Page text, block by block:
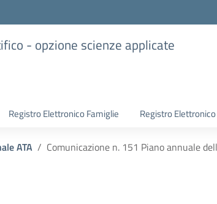
- opzione scienze applicate
Registro Elettronico Famiglie Registro
ATA Comunicazione n. 151 Piano annuale